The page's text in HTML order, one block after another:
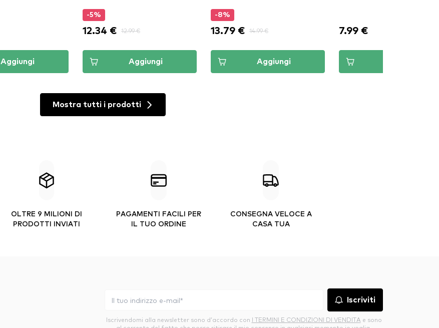
Aggiungi
-5%
12.34 € 12.99 €
Aggiungi
-8%
13.79 € 14.99 €
Aggiungi
7.99 €
Mostra tutti i prodotti
OLTRE 9 MILIONI DI
PRODOTTI INVIATI
PAGAMENTI FACILI PER
IL TUO ORDINE
CONSEGNA VELOCE A
CASA TUA
Iscriviti
Iscrivendomi alla newsletter sono d’accordo con I TERMINI E CONDIZIONI DI VENDITA e sono